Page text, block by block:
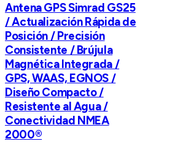
Antena GPS Simrad GS25
/ Actualización Rápida de
Posición / Precisión
Consistente / Brújula
Magnética Integrada /
GPS, WAAS, EGNOS /
Diseño Compacto /
Resistente al Agua /
Conectividad NMEA
2000®